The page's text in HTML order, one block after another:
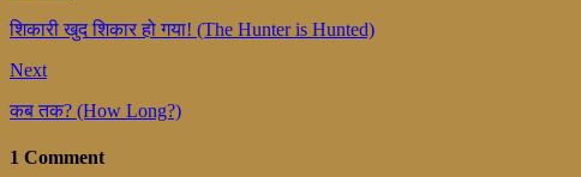
शिकारी खुद शिकार हो गया! (The Hunter is Hunted)
Next
कब तक? (How Long?)
1 Comment